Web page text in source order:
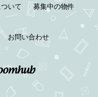
いて
募集中の物件
お問い合わせ